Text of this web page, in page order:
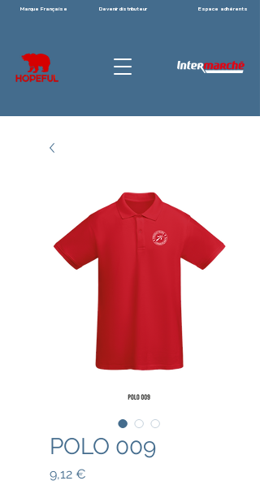
Marque Française Devenir distributeur Espace adhérents
POLO 009
9,12 €